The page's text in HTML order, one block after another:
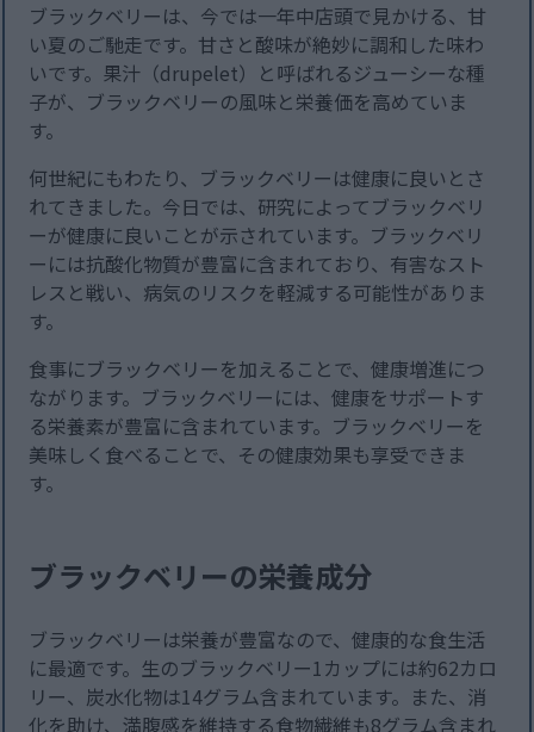
ブラックベリーは、今では一年中店頭で見かける、甘
い夏のご馳走です。甘さと酸味が絶妙に調和した味わ
いです。果汁（drupelet）と呼ばれるジューシーな種
子が、ブラックベリーの風味と栄養価を高めていま
す。
何世紀にもわたり、ブラックベリーは健康に良いとさ
れてきました。今日では、研究によってブラックベリ
ーが健康に良いことが示されています。ブラックベリ
ーには抗酸化物質が豊富に含まれており、有害なスト
レスと戦い、病気のリスクを軽減する可能性がありま
す。
食事にブラックベリーを加えることで、健康増進につ
ながります。ブラックベリーには、健康をサポートす
る栄養素が豊富に含まれています。ブラックベリーを
美味しく食べることで、その健康効果も享受できま
す。
ブラックベリーの栄養成分
ブラックベリーは栄養が豊富なので、健康的な食生活
に最適です。生のブラックベリー1カップには約62カロ
リー、炭水化物は14グラム含まれています。また、消
化を助け、満腹感を維持する食物繊維も8グラム含まれ